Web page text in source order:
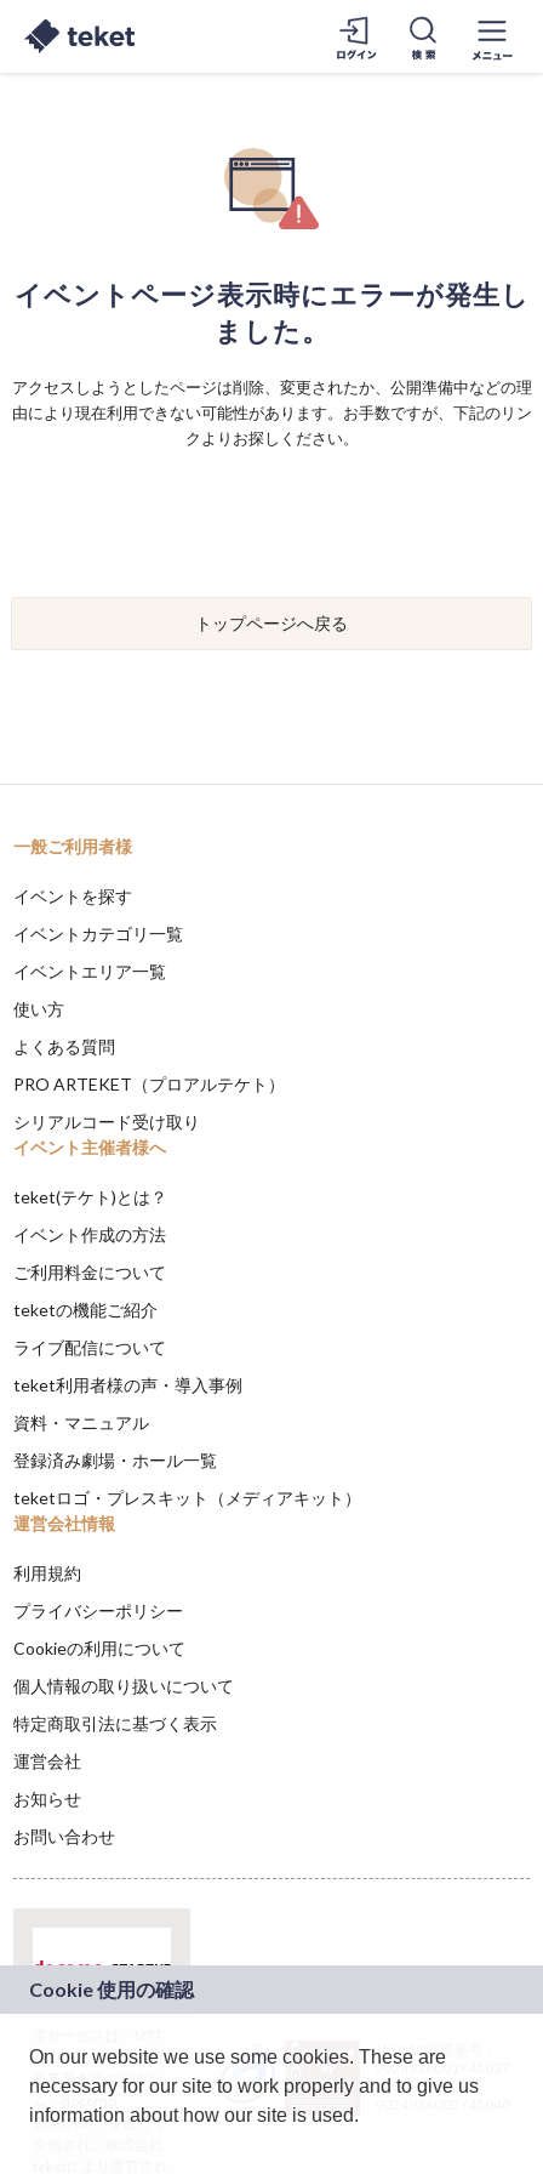
イベントページ表示時にエラーが発生し
ました。
アクセスしようとしたページは削除、変更されたか、公開準備中などの理
由により現在利用できない可能性があります。お手数ですが、下記のリン
クよりお探しください。
トップページへ戻る
一般ご利用者様
イベントを探す
イベントカテゴリ一覧
イベントエリア一覧
使い方
よくある質問
PRO ARTEKET（プロアルテケト）
シリアルコード受け取り
イベント主催者様へ
teket(テケト)とは？
イベント作成の方法
ご利用料金について
teketの機能ご紹介
ライブ配信について
teket利用者様の声・導入事例
資料・マニュアル
登録済み劇場・ホール一覧
teketロゴ・プレスキット（メディアキット）
運営会社情報
利用規約
プライバシーポリシー
Cookieの利用について
個人情報の取り扱いについて
特定商取引法に基づく表示
運営会社
お知らせ
お問い合わせ
ドコモグループの新
規事業創出プログラ
ム「docomo
STARTUP」を通じて
JASRAC許諾番号：
9024936001Y45037
JASRAC許諾番号：
On our website we use some cookies. These are
necessary for our site to work properly and to give us
information about how our site is used.